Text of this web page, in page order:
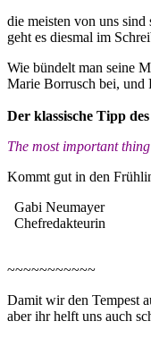
die meisten von uns
geht es diesmal im
Wie bündelt man seine
Marie Borrusch bei, und
Der klassische Tipp
The most important
Kommt gut in den
Gabi Neumayer
Chefredakteurin
~~~~~~~~~~~
Damit wir den Tempest
aber ihr helft uns auch